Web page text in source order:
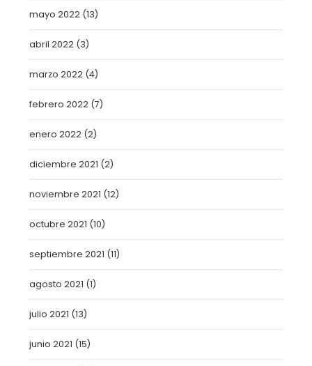
mayo 2022 (13)
abril 2022 (3)
marzo 2022 (4)
febrero 2022 (7)
enero 2022 (2)
diciembre 2021 (2)
noviembre 2021 (12)
octubre 2021 (10)
septiembre 2021 (11)
agosto 2021 (1)
julio 2021 (13)
junio 2021 (15)